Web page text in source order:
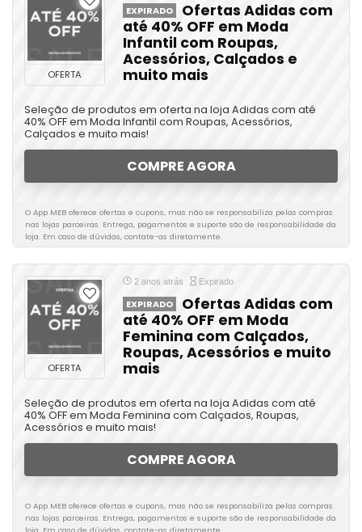
OFERTA
EXPIRADO
Ofertas Adidas com
até 40% OFF em Moda
Infantil com Roupas,
Acessórios, Calçados e
muito mais
Seleção de produtos em oferta na loja Adidas com até
40% OFF em Moda Infantil com Roupas, Acessórios,
Calçados e muito mais!
COMPRE AGORA
O App MEB oferece ofertas e cupons, mas não se responsabiliza pelas compras
nas lojas parceiras. Entrega, pagamentos e suporte são de responsabilidade da
loja. Em caso de dúvidas, contate-as diretamente.
OFERTA
2 anos atrás Expirado
EXPIRADO
Ofertas Adidas com
até 40% OFF em Moda
Feminina com Calçados,
Roupas, Acessórios e muito
mais
Seleção de produtos em oferta na loja Adidas com até
40% OFF em Moda Feminina com Calçados, Roupas,
Acessórios e muito mais!
COMPRE AGORA
O App MEB oferece ofertas e cupons, mas não se responsabiliza pelas compras
nas lojas parceiras. Entrega, pagamentos e suporte são de responsabilidade da